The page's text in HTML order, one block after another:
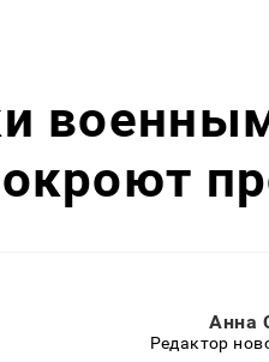
Анна
Редактор